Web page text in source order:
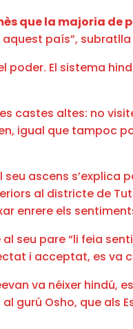
que la majoria de
país”,
poder. El sistema
castes altes: no
igual que tampoc
ascens
al districte de
enrere els
seu pare “li feia
i acceptat, es va
va néixer hindú,
gurú Osho, que